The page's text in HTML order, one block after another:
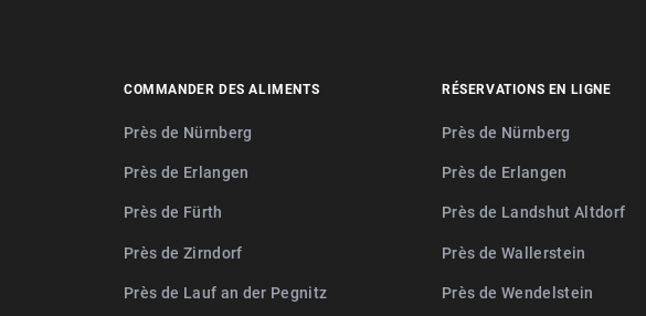
COMMANDER DES ALIMENTS
Près de Nürnberg
Près de Erlangen
Près de Fürth
Près de Zirndorf
Près de Lauf an der Pegnitz
RÉSERVATIONS EN LIGNE
Près de Nürnberg
Près de Erlangen
Près de Landshut Altdorf
Près de Wallerstein
Près de Wendelstein